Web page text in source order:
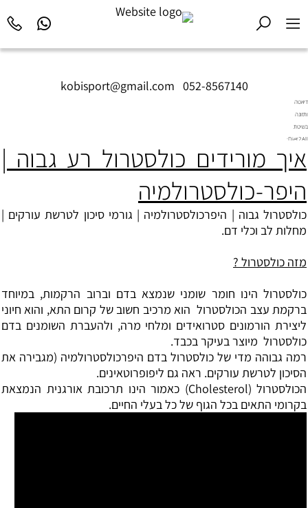
kobisport@gmail.com 052-8567140
דיאטה
ותזונה
בשיטת
Diet2All:
שמאחורי
המושלם.
איך מורידים כולסטרול רע גבוה |
היפר-כולסטרולמיה
כולסטרול גבוה | היפרכולסטרולמיה | גורמי סיכון לטרשת עורקים |
מחלות לב וכלי דם.
מזה כולסטרול ?
כולסטרול הינו חומר שומני שנמצא בדם וברוב הרקמות, במיוחד
ברקמת עצב הכולסטרול הוא מרכיב חשוב של קרום התא, והוא חיוני
ליצירת הורמונים סטרואידים ומלחי מרה, ולהעברת השומנים בדם
כולסטרול מיוצר בעיקר בכבד.
רמה גבוהה מדי של כולסטרול בדם היפרכולסטרולמיה (מגבירה את
הסיכון לטרשת עורקים. ראה גם ליפופרוטאינים.
הכולסטרול (Cholesterol) כאמור הינו תרכובת אורגנית הנמצאת
בקרומי התאים בכל הגוף של כל בעלי החיים.